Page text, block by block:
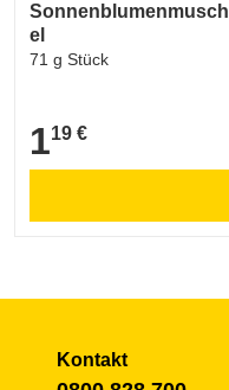
Sonnenblumenmusch
el
71 g Stück
1,19 €
119 €
Kontakt